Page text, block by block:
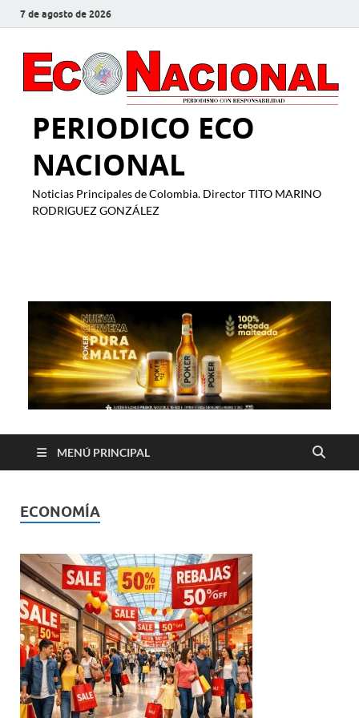
7 de agosto de 2026
PERIODICO ECO
NACIONAL
Noticias Principales de Colombia. Director TITO MARINO
RODRIGUEZ GONZÁLEZ
MENÚ PRINCIPAL
ECONOMÍA